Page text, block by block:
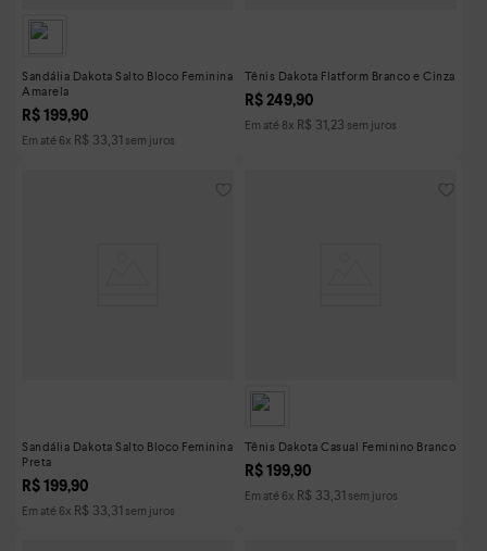
Sandália Dakota Salto Bloco Feminina
Amarela
R$ 199,90
Em até 6x R$ 33,31 sem juros
Tênis Dakota Flatform Branco e Cinza
R$ 249,90
Em até 8x R$ 31,23 sem juros
Sandália Dakota Salto Bloco Feminina
Preta
R$ 199,90
Em até 6x R$ 33,31 sem juros
Tênis Dakota Casual Feminino Branco
R$ 199,90
Em até 6x R$ 33,31 sem juros